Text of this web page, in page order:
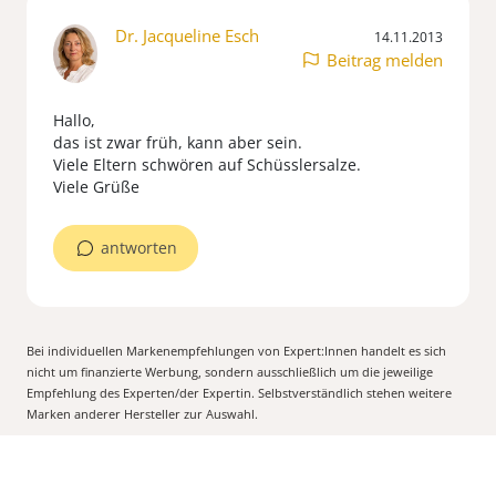
Dr. Jacqueline Esch 14.11.2013
Beitrag melden
Hallo,
das ist zwar früh, kann aber sein.
Viele Eltern schwören auf Schüsslersalze.
Viele Grüße
antworten
Bei individuellen Markenempfehlungen von Expert:Innen handelt es sich
nicht um finanzierte Werbung, sondern ausschließlich um die jeweilige
Empfehlung des Experten/der Expertin. Selbstverständlich stehen weitere
Marken anderer Hersteller zur Auswahl.